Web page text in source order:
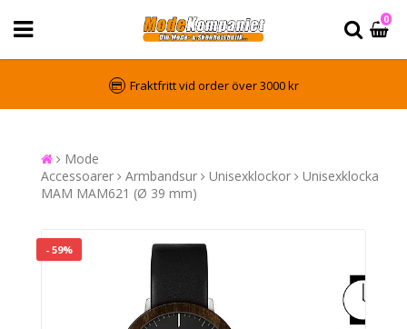
0
Fraktfritt vid order över 3000 kr
Mode
Accessoarer
Armbandsur Unisexklockor
Unisexklocka
MAM MAM621 (Ø 39 mm)
- 59%